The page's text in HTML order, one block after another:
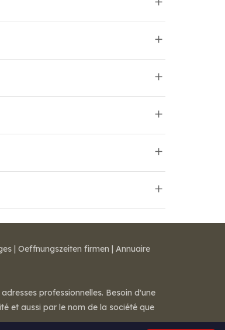
| Oeffnungszeiten firmen | Annuaire
professionnelles. Besoin d'une
et aussi par le nom de la société que